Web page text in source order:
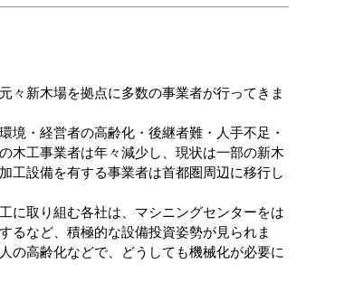
々新木場を拠点に多数の事業者が行ってきま
境・経営者の高齢化・後継者難・人手不足・
木工事業者は年々減少し、現状は一部の新木
工設備を有する事業者は首都圏周辺に移行し
に取り組む各社は、マシニングセンターをは
るなど、積極的な設備投資姿勢が見られま
の高齢化などで、どうしても機械化が必要に